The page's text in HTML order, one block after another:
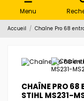
Menu
Accueil Chaîne Pro 68
CHAÎNE PRO 68
STIHL MS231-